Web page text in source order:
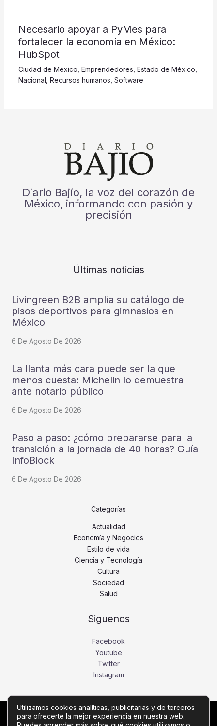
​​​​​Necesario apoyar a PyMes para
fortalecer la economía en México:
HubSpot
Ciudad de México Emprendedores Estado de México
Nacional Recursos humanos Software
Diario Bajío, la voz del corazón de
México, informando con pasión y
precisión
Últimas noticias
Livingreen B2B amplía su catálogo de
pisos deportivos para gimnasios en
México
6 De Agosto De 2026
La llanta más cara puede ser la que
menos cuesta: Michelin lo demuestra
ante notario público
6 De Agosto De 2026
Paso a paso: ¿cómo prepararse para la
transición a la jornada de 40 horas? Guía
InfoBlock
6 De Agosto De 2026
Categorías
Actualidad
Economía y Negocios
Estilo de vida
Ciencia y Tecnología
Cultura
Sociedad
Salud
Siguenos
Facebook
Youtube
Twitter
Instagram
Copyright © Todos los derechos reservados -
Utilizamos cookies analíticas, publicitarias y de terceros
para ofrecerte la mejor experiencia en nuestra web.